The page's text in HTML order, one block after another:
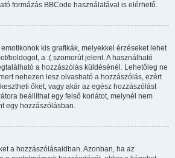
formázás BBCode használatával is elérhető.
kis grafikák, melyekkel érzéseket lehet
boldogot, a :( szomorút jelent. A használható
a hozzászólás küldésénél. Lehetőleg ne
nehezen lesz olvasható a hozzászólás, ezért
őket, vagy akár az egész hozzászólást
beállíthat egy felső korlátot, melynél nem
egy hozzászólásban.
a hozzászólásaidban. Azonban, ha az